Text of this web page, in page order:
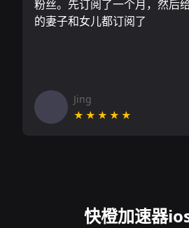
粉丝。先订阅了一个月，然后
的妻子和女儿都订阅了
Jing
★★★★★
快橙加速器